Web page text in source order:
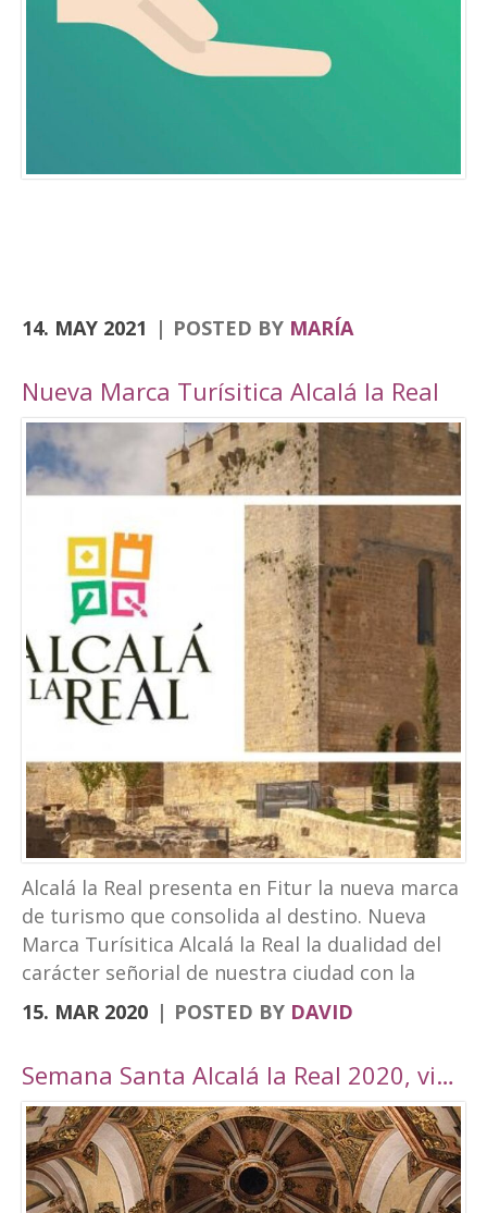
o el yacimiento de Domus Herculana, entre
otros. Incorpora la visita y entrada a la
Fortaleza de la Mota, con su Iglesia Abacial,
el apartado de senderismo, están previstas
14. MAY 2021 POSTED BY MARÍA
Nueva Marca Turísitica Alcalá la Real
Alcalá la Real presenta en Fitur la nueva marca
de turismo que consolida al destino. Nueva
Marca Turísitica Alcalá la Real la dualidad del
carácter señorial de nuestra ciudad con la
vanguardia y su realidad actual de ciudad
moderna. Fortaleza Abacial y pueblo nuevo.
«convivimos siendo además tierra de frontera
y que hemos querido plasmar en esta marca
tan poderosa». A través de cuatro elementos y
cuatro colores el logo destaca cultura,
patrimonio, entorno natural y experiencias. El
15. MAR 2020 POSTED BY DAVID
Semana Santa Alcalá la Real 2020, viaje por Andalucía